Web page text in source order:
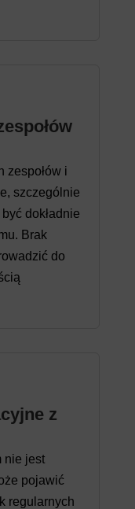
zespołów i
szczególnie
dokładnie
Brak
do
z
nie jest
pojawić
regularnych